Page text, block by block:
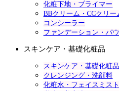
化粧下地・プライマー
BBクリーム・CCクリー
コンシーラー
ファンデーション・パ
スキンケア・基礎化粧品
スキンケア・基礎化粧
クレンジング・洗顔料
化粧水・フェイスミス